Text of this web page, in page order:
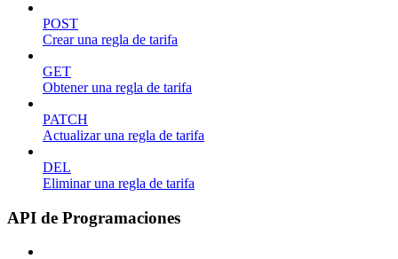
POST
Crear una regla de tarifa
GET
Obtener una regla de tarifa
PATCH
Actualizar una regla de tarifa
DEL
Eliminar una regla de tarifa
API de Programaciones